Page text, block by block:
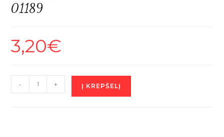
01189
3,20€
produkto
kiekis:
- + Į KREPŠELĮ